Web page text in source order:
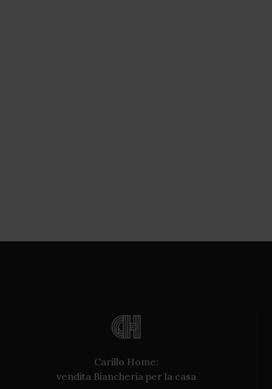
Carillo Home:
vendita Biancheria per la casa